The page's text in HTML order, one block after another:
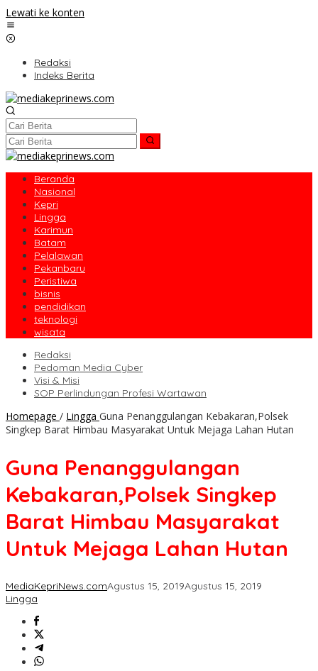
Lewati ke konten
Redaksi
Indeks Berita
Beranda
Nasional
Kepri
Lingga
Karimun
Batam
Pelalawan
Pekanbaru
Peristiwa
bisnis
pendidikan
teknologi
wisata
Redaksi
Pedoman Media Cyber
Visi & Misi
SOP Perlindungan Profesi Wartawan
Homepage / Lingga Guna Penanggulangan Kebakaran,Polsek
Singkep Barat Himbau Masyarakat Untuk Mejaga Lahan Hutan
Guna Penanggulangan
Kebakaran,Polsek Singkep
Barat Himbau Masyarakat
Untuk Mejaga Lahan Hutan
MediaKepriNews.comAgustus 15, 2019Agustus 15, 2019
Lingga